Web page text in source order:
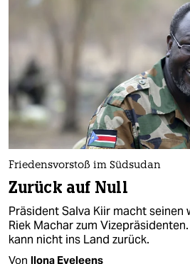
Friedensvorstoß im Südsudan
Zurück auf Null
Präsident Salva Kiir macht seinen
Riek Machar zum
kann nicht ins Land zurück.
Von Ilona Eveleens